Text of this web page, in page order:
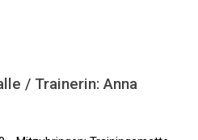
/ Trainerin: Anna